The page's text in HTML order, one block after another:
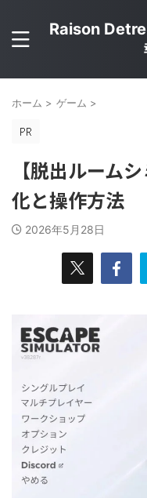
Raison
ホーム > ゲーム >
【脱出ルーム
化と操作方法
2026年5月28日